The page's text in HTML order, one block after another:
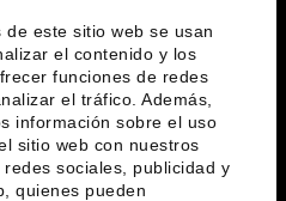
de este sitio web se usan
el contenido y los
funciones de redes
el tráfico. Además,
información sobre el uso
sitio web con nuestros
sociales, publicidad y
quienes pueden